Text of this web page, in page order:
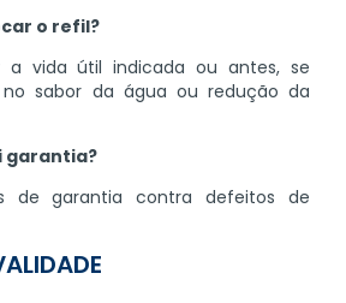
o refil?
a vida útil indicada ou antes, se
sabor da água ou redução da
garantia?
de garantia contra defeitos de